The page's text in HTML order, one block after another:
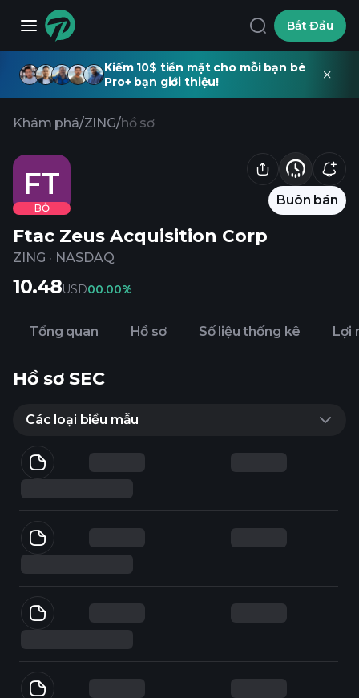
Bắt Đầu
Kiếm 10$ tiền mặt cho mỗi bạn bè
Pro+ bạn giới thiệu!
Khám phá/ZING/hồ sơ
FT
BỎ
Buôn bán
Ftac Zeus Acquisition Corp
ZING · NASDAQ
10.48USD00.00%
Tổng quan Hồ sơ Số liệu thống kê Lợi
Hồ sơ SEC
Các loại biểu mẫu